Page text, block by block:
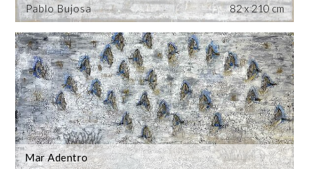
Pablo Bujosa
82 x 210 cm
Mar Adentro